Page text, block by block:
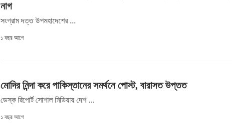
নাগ
সংগ্রাম দত্ত উপমহাদেশের ...
১ বছর আগে
মোদির নিন্দা করে পাকিস্তানের সমর্থনে পোস্ট, বারাসত উপ্তত
ডেস্ক রিপোর্ট সোশাল মিডিয়ায় দেশ ...
১ বছর আগে